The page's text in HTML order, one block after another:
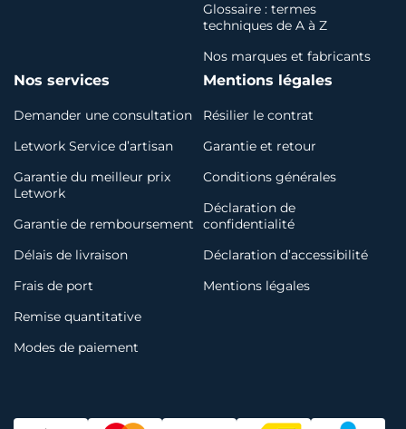
Glossaire : termes
techniques de A à Z
Nos marques et fabricants
Nos services
Demander une consultation
Letwork Service d’artisan
Garantie du meilleur prix
Letwork
Garantie de remboursement
Délais de livraison
Frais de port
Remise quantitative
Modes de paiement
Mentions légales
Résilier le contrat
Garantie et retour
Conditions générales
Déclaration de
confidentialité
Déclaration d’accessibilité
Mentions légales